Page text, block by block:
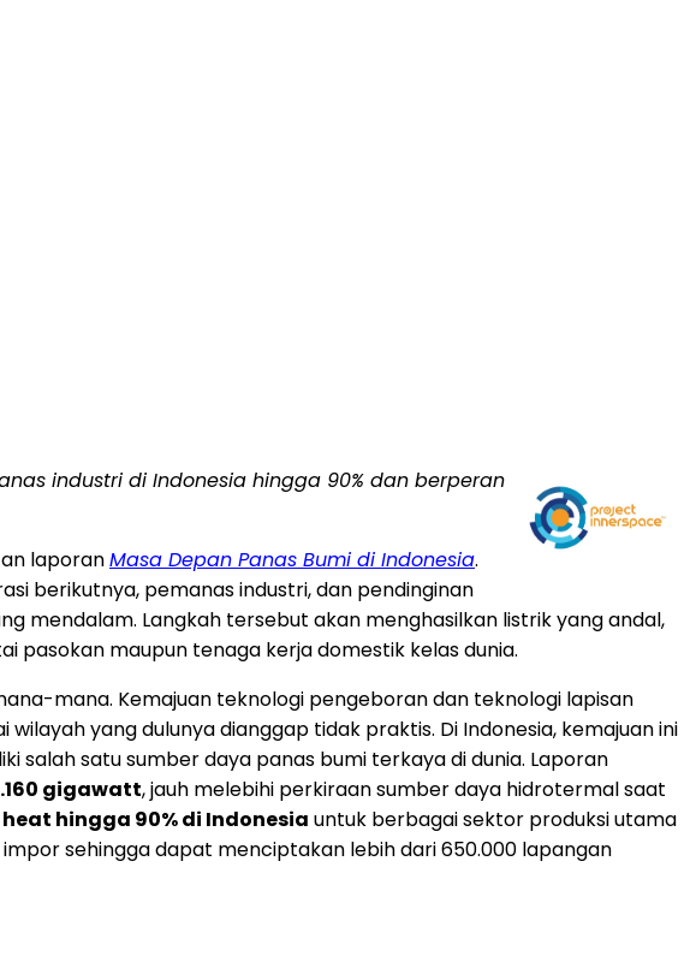
industri di Indonesia hingga 90% dan berperan
laporanMasa Depan Panas Bumi di Indonesia.
berikutnya, pemanas industri, dan pendinginan
mendalam. Langkah tersebut akan menghasilkan listrik yang andal,
pasokan maupun tenaga kerja domestik kelas dunia.
mana. Kemajuan teknologi pengeboran dan teknologi lapisan
yang dulunya dianggap tidak praktis. Di Indonesia, kemajuan ini
salah satu sumber daya panas bumi terkaya di dunia. Laporan
gigawatt, jauh melebihi perkiraan sumber daya hidrotermal saat
hingga 90% di Indonesia untuk berbagai sektor produksi utama
sehingga dapat menciptakan lebih dari 650.000 lapangan